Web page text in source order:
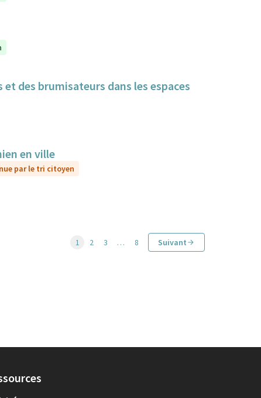
des brumisateurs dans les espaces
en ville
par le tri citoyen
1 2 3 … 8 Suivant